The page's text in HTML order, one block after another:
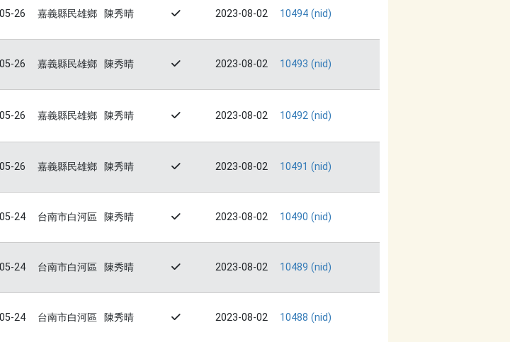
26 嘉義縣民雄鄉 陳秀晴 2023-08-02 10494 (nid)
26 嘉義縣民雄鄉 陳秀晴 2023-08-02 10493 (nid)
26 嘉義縣民雄鄉 陳秀晴 2023-08-02 10492 (nid)
26 嘉義縣民雄鄉 陳秀晴 2023-08-02 10491 (nid)
24 台南市白河區 陳秀晴 2023-08-02 10490 (nid)
24 台南市白河區 陳秀晴 2023-08-02 10489 (nid)
24 台南市白河區 陳秀晴 2023-08-02 10488 (nid)